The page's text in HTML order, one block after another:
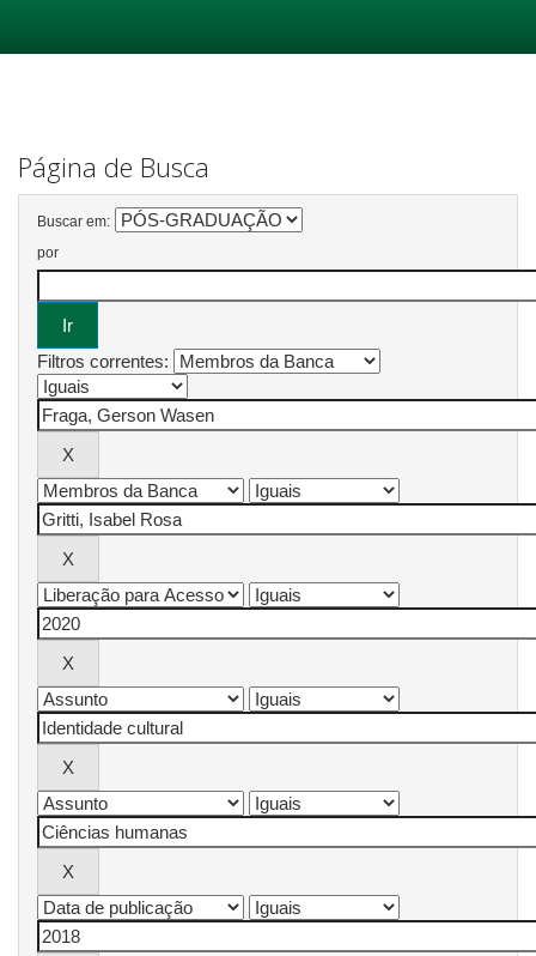
Página de Busca
Buscar em:
por
Filtros correntes: